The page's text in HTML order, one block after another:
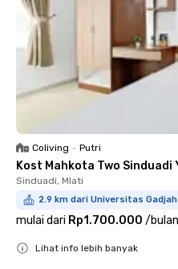
Coliving • Putri
Kost Mahkota Two Sinduadi
Sinduadi, Mlati
2.9 km dari Universitas Gadjah
mulai dari Rp1.700.000 /bulan
Lihat info lebih banyak